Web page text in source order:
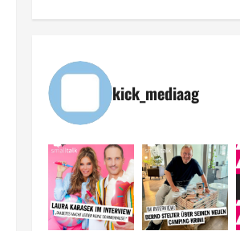
kick_mediaag